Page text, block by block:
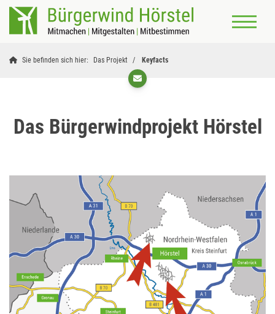
Sie befinden sich hier: Das Projekt Keyfacts
Das Bürgerwindprojekt Hörstel